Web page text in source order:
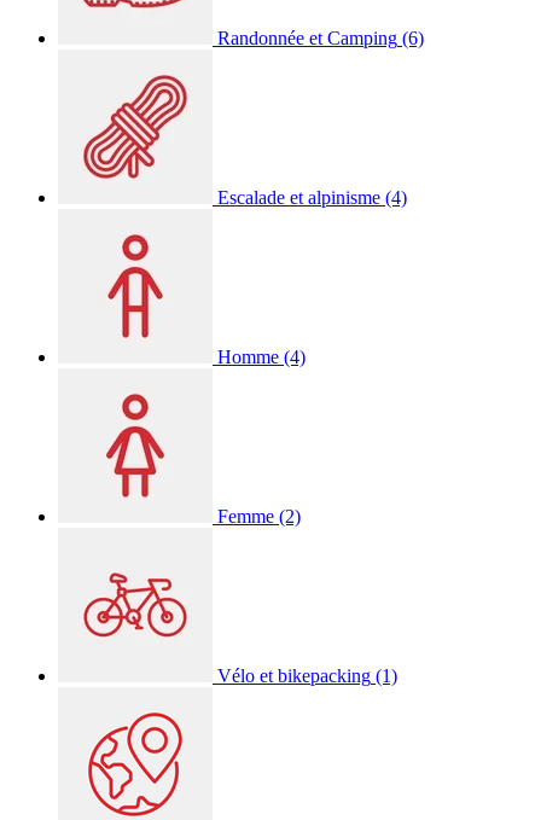
Randonnée et Camping (6)
Escalade et alpinisme (4)
Homme (4)
Femme (2)
Vélo et bikepacking (1)